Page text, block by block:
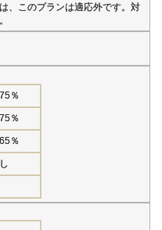
、このプランは適応外です。対
％
％
％